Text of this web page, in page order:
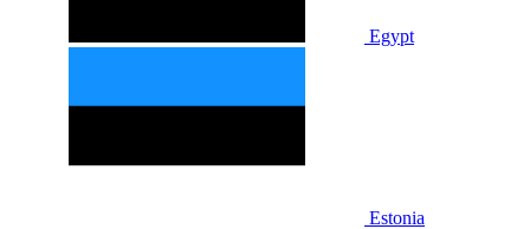
Egypt
Estonia